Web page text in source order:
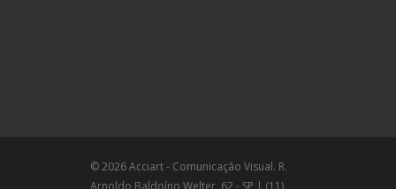
© 2026 Acciart - Comunicação Visual. R.
Arnoldo Baldoíno Welter, 62 - SP | (11)